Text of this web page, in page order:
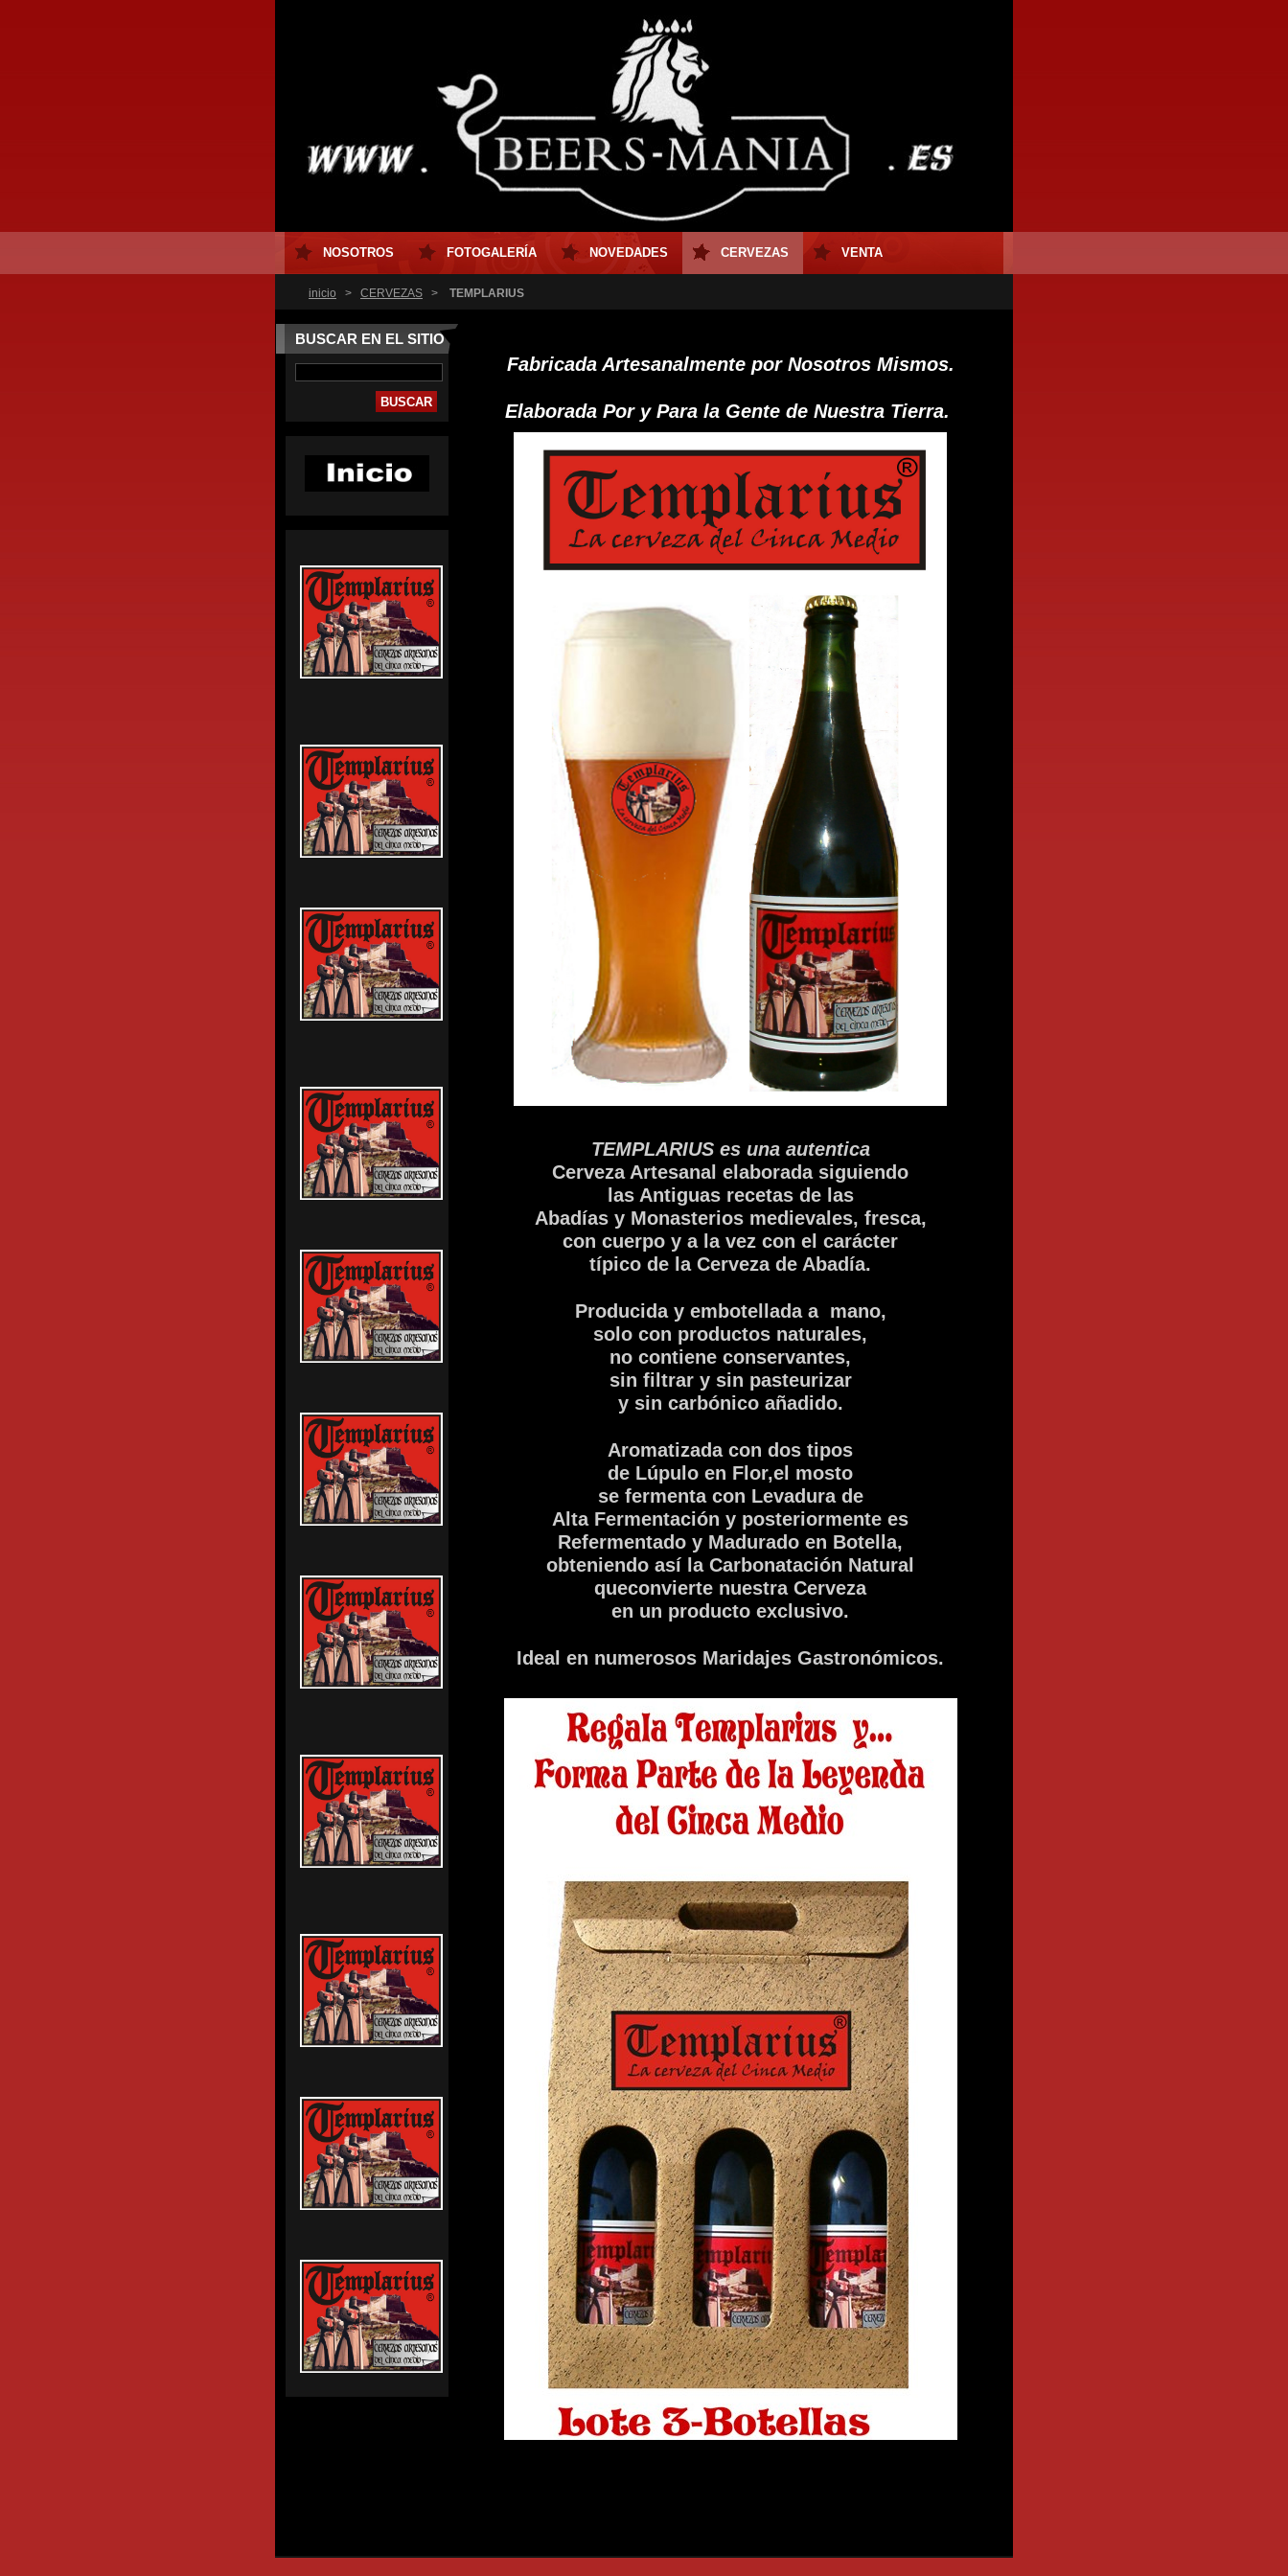
inicio > CERVEZAS > TEMPLARIUS
BUSCAR EN EL SITIO
Fabricada Artesanalmente por Nosotros Mismos.
Elaborada Por y Para la Gente de Nuestra Tierra.
TEMPLARIUS es una autentica
Cerveza Artesanal elaborada siguiendo
las Antiguas recetas de las
Abadías y Monasterios medievales, fresca,
con cuerpo y a la vez con el carácter
típico de la Cerveza de Abadía.
Producida y embotellada a mano,
solo con productos naturales,
no contiene conservantes,
sin filtrar y sin pasteurizar
y sin carbónico añadido.
Aromatizada con dos tipos
de Lúpulo en Flor,el mosto
se fermenta con Levadura de
Alta Fermentación y posteriormente es
Refermentado y Madurado en Botella,
obteniendo así la Carbonatación Natural
queconvierte nuestra Cerveza
en un producto exclusivo.
Ideal en numerosos Maridajes Gastronómicos.
NOSOTROS FOTOGALERÍA NOVEDADES CERVEZAS VENTA